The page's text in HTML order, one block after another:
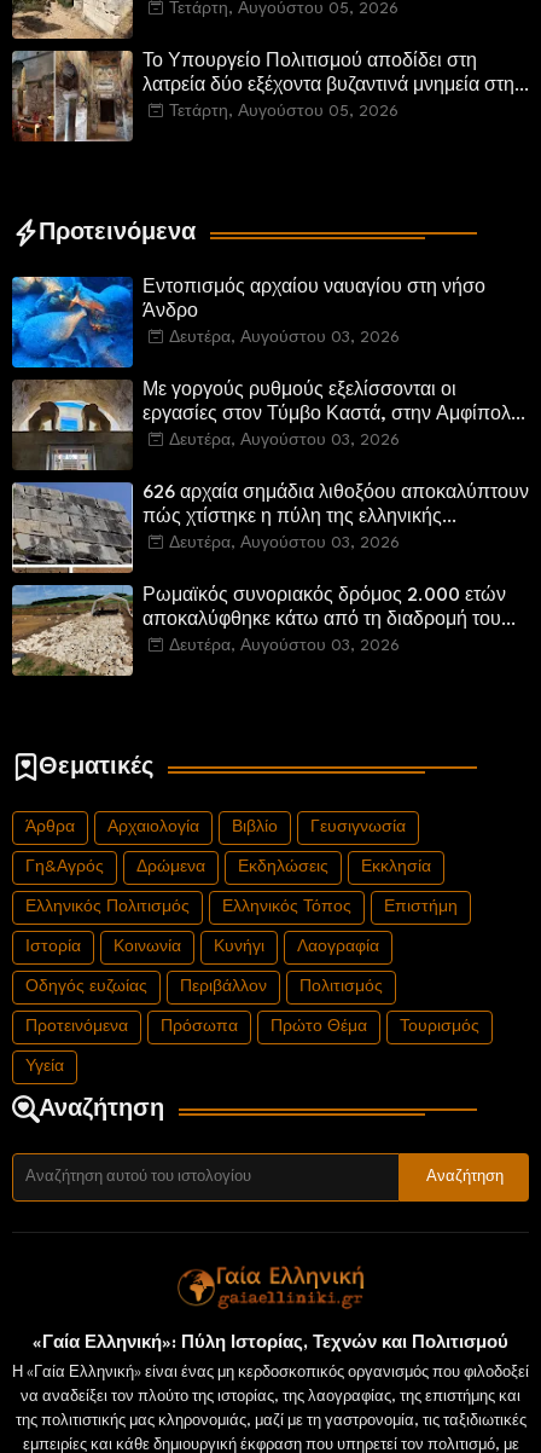
Τετάρτη, Αυγούστου 05, 2026
Το Υπουργείο Πολιτισμού αποδίδει στη
λατρεία δύο εξέχοντα βυζαντινά μνημεία στην
Καστοριά και έπεται το αποκαταστημένο
Τετάρτη, Αυγούστου 05, 2026
Προτεινόμενα
Εντοπισμός αρχαίου ναυαγίου στη νήσο
Άνδρο
Δευτέρα, Αυγούστου 03, 2026
Με γοργούς ρυθμούς εξελίσσονται οι
εργασίες στον Τύμβο Καστά, στην Αμφίπολη.
Αποδίδονται μνημεία της πόλης
Δευτέρα, Αυγούστου 03, 2026
626 αρχαία σημάδια λιθοξόου αποκαλύπτουν
πώς χτίστηκε η πύλη της ελληνικής
Πτολεμαΐδας στη Λιβύη
Δευτέρα, Αυγούστου 03, 2026
Ρωμαϊκός συνοριακός δρόμος 2.000 ετών
αποκαλύφθηκε κάτω από τη διαδρομή του
νέου αυτοκινητόδρομου Α8 της Γερμανίας
Δευτέρα, Αυγούστου 03, 2026
Θεματικές
Άρθρα Αρχαιολογία Βιβλίο Γευσιγνωσία
Γη&Αγρός Δρώμενα Εκδηλώσεις Εκκλησία
Ελληνικός Πολιτισμός Ελληνικός Τόπος Επιστήμη
Ιστορία Κοινωνία Κυνήγι Λαογραφία
Οδηγός ευζωίας Περιβάλλον Πολιτισμός
Προτεινόμενα Πρόσωπα Πρώτο Θέμα Τουρισμός
Υγεία
Αναζήτηση
«Γαία Ελληνική»: Πύλη Ιστορίας, Τεχνών και Πολιτισμού
Η «Γαία Ελληνική» είναι ένας μη κερδοσκοπικός οργανισμός που φιλοδοξεί
να αναδείξει τον πλούτο της ιστορίας, της λαογραφίας, της επιστήμης και
της πολιτιστικής μας κληρονομιάς, μαζί με τη γαστρονομία, τις ταξιδιωτικές
εμπειρίες και κάθε δημιουργική έκφραση που υπηρετεί τον πολιτισμό, με